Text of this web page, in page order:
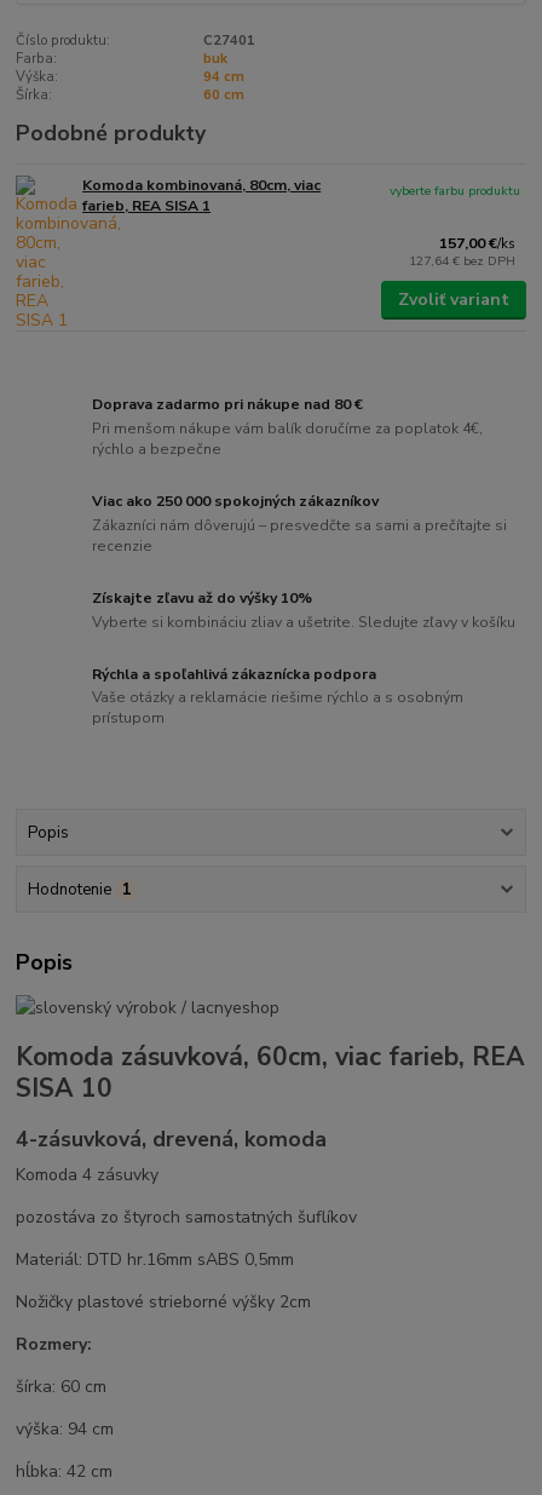
Číslo produktu:
C27401
Farba:
buk
Výška:
94 cm
Šírka:
60 cm
Podobné produkty
Komoda kombinovaná, 80cm, viac
farieb, REA SISA 1
157,00 €/ks
127,64 € bez DPH
vyberte farbu produktu
Zvoliť variant
Doprava zadarmo pri nákupe nad 80 €
Pri menšom nákupe vám balík doručíme za poplatok 4€,
rýchlo a bezpečne
Viac ako 250 000 spokojných zákazníkov
Zákazníci nám dôverujú – presvedčte sa sami a prečítajte si
recenzie
Získajte zľavu až do výšky 10%
Vyberte si kombináciu zliav a ušetrite. Sledujte zľavy v košíku
Rýchla a spoľahlivá zákaznícka podpora
Vaše otázky a reklamácie riešime rýchlo a s osobným
prístupom
Popis
Hodnotenie 1
Popis
Komoda zásuvková, 60cm, viac farieb, REA
SISA 10
4-zásuvková, drevená, komoda
Komoda 4 zásuvky
pozostáva zo štyroch samostatných šuflíkov
Materiál: DTD hr.16mm sABS 0,5mm
Nožičky plastové strieborné výšky 2cm
Rozmery:
šírka: 60 cm
výška: 94 cm
hĺbka: 42 cm